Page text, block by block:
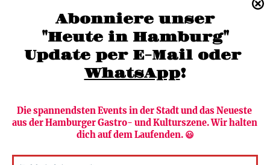
Abonniere unser
"Heute in Hamburg"
Update per E-Mail oder
WhatsApp!
Die spannendsten Events in der Stadt und das Neueste
aus der Hamburger Gastro- und Kulturszene. Wir halten
dich auf dem Laufenden. 😃
moc.grubmah-enezs@ofni
Newsletter abonnieren Verlag